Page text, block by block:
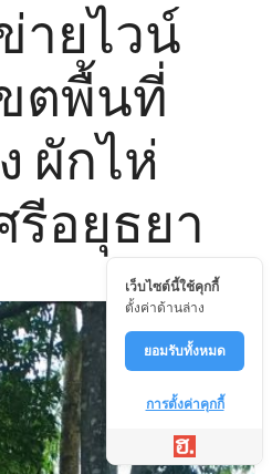
ายไวน์
ตพื้นที่
ผักไห่
อยุธยา
เว็บไซต์นี้ใช้คุกกี้
ตั้งค่าด้านล่าง
ยอมรับทั้งหมด
การตั้งค่าคุกกี้